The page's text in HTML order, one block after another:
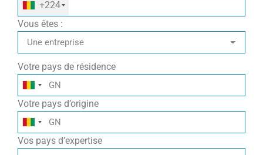
+224
Vous êtes :
Votre pays de résidence
Votre pays d’origine
Vos pays d’expertise